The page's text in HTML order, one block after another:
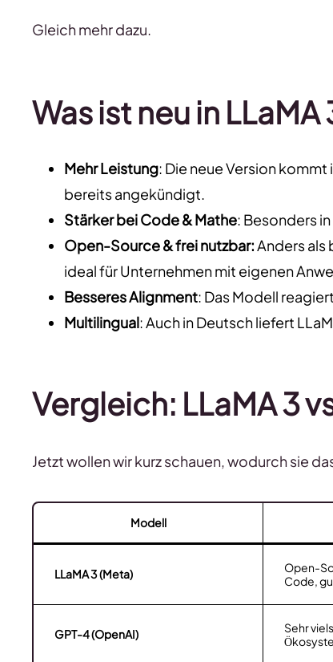
Gleich mehr dazu.
Was ist neu in LLaMA
Mehr Leistung: Die neue Version
bereits angekündigt.
Stärker bei Code & Mathe: Besonders
Open-Source & frei nutzbar:Anders als
ideal für Unternehmen mit eigenen
Besseres Alignment: Das Modell
Multilingual: Auch in Deutsch liefert
Vergleich: LLaMA 3
Jetzt wollen wir kurz schauen, wodurch sie
Modell
LLaMA 3 (Meta)
Open-
Code,
GPT-4 (OpenAI)
Sehr